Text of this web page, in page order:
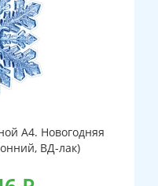
А4. Новогодняя
ВД-лак)